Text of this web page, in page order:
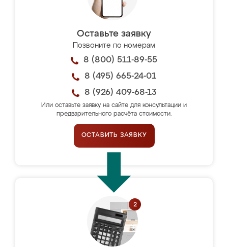
Оставьте заявку
Позвоните по номерам
8 (800) 511-89-55
8 (495) 665-24-01
8 (926) 409-68-13
Или оставьте заявку на сайте для консультации и
предварительного расчёта стоимости.
ОСТАВИТЬ ЗАЯВКУ